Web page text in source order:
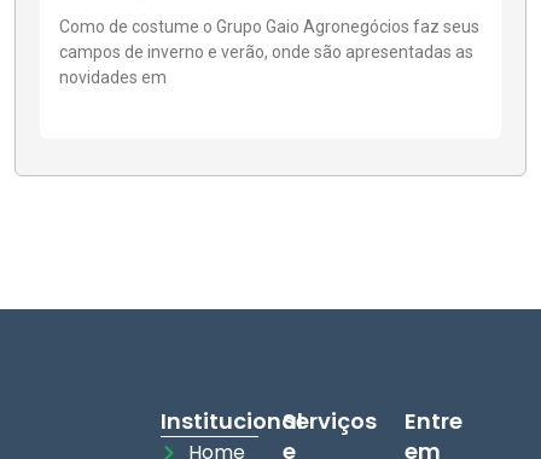
Como de costume o Grupo Gaio Agronegócios faz seus
campos de inverno e verão, onde são apresentadas as
novidades em
Institucional
Home
Serviços
e
Entre
em